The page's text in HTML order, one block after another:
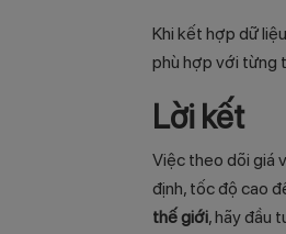
Khi kết hợp dữ
phù hợp với từng
Lời kết
Việc theo dõi giá
định, tốc độ cao
thế giới, hãy đầu